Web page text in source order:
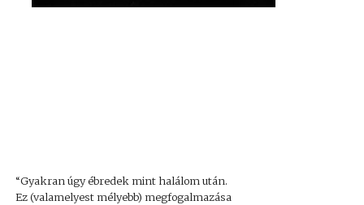
“Gyakran úgy ébredek mint halálom után.
Ez (valamelyest mélyebb) megfogalmazása